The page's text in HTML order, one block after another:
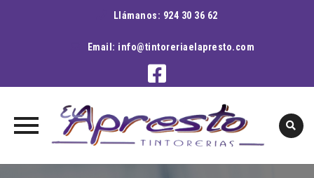
Llámanos: 924 30 36 62
Email: info@tintoreriaelapresto.com